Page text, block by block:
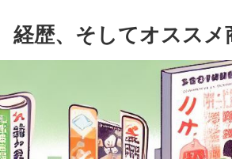
経歴、そしてオススメ